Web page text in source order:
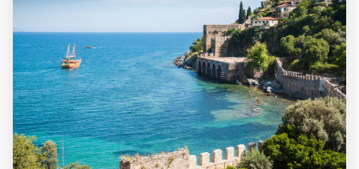
vinni és azt a helyszínen átváltani, de csak hivatalos beváltó
helyeken, azaz hivatalos devizaváltóknál, illetve bankokban.
Nagyvárosokban és a tengerpartokon, népszerű üdülőhelyeken,
turistaközpontokban szinte mindenhol elfogadnak eurót is.
Készpénzt a devizaváltóknál célszerű váltani, mivel ott
kedvezőbb az árfolyam, mint a bankoknál. A bankok délelőtt 9 és
12 óra, délután pedig 13 és 17 óra között tartanak nyitva. A
bevásárlóközpontokban hosszabb nyitvatartással lehet számolni.
Rendszerint minden banknál van bankautomata, amelyből bank-
vagy hitelkártyával bármikor tudunk pénzt felvenni.